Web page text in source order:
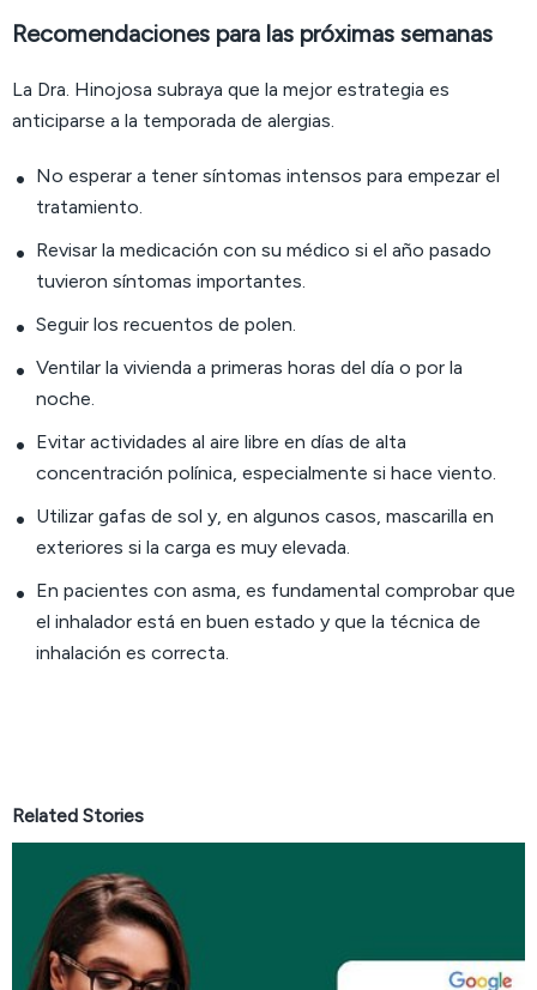
Recomendaciones para las próximas semanas
La Dra. Hinojosa subraya que la mejor estrategia es
anticiparse a la temporada de alergias.
No esperar a tener síntomas intensos para empezar el
tratamiento.
Revisar la medicación con su médico si el año pasado
tuvieron síntomas importantes.
Seguir los recuentos de polen.
Ventilar la vivienda a primeras horas del día o por la
noche.
Evitar actividades al aire libre en días de alta
concentración polínica, especialmente si hace viento.
Utilizar gafas de sol y, en algunos casos, mascarilla en
exteriores si la carga es muy elevada.
En pacientes con asma, es fundamental comprobar que
el inhalador está en buen estado y que la técnica de
inhalación es correcta.
Related Stories